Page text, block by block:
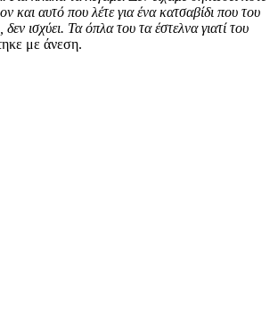
και αυτό που λέτε για ένα κατσαβίδι που του
ισχύει. Τα όπλα του τα έστελνα γιατί του
με άνεση.